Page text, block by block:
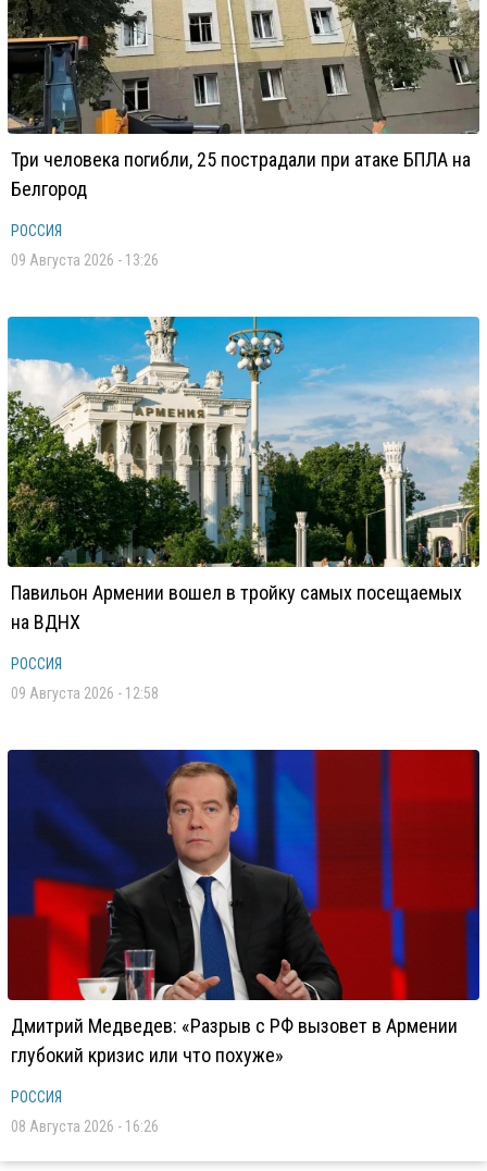
Три человека погибли, 25 пострадали при атаке БПЛА на
Белгород
РОССИЯ
09 Августа 2026 - 13:26
Павильон Армении вошел в тройку самых посещаемых
на ВДНХ
РОССИЯ
09 Августа 2026 - 12:58
Дмитрий Медведев: «Разрыв с РФ вызовет в Армении
глубокий кризис или что похуже»
РОССИЯ
08 Августа 2026 - 16:26